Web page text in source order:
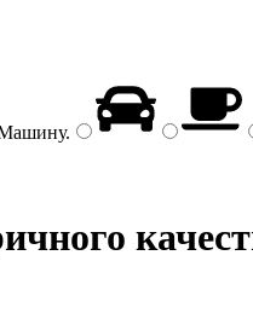
.